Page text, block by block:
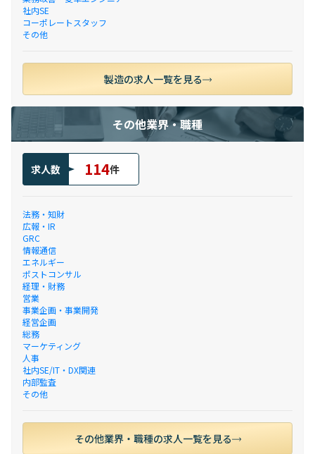
社内SE
コーポレートスタッフ
その他
製造の求人一覧を見る
その他業界・職種
求人数 114件
法務・知財
広報・IR
GRC
情報通信
エネルギー
ポストコンサル
経理・財務
営業
事業企画・事業開発
経営企画
総務
マーケティング
人事
社内SE/IT・DX関連
内部監査
その他
その他業界・職種の求人一覧を見る